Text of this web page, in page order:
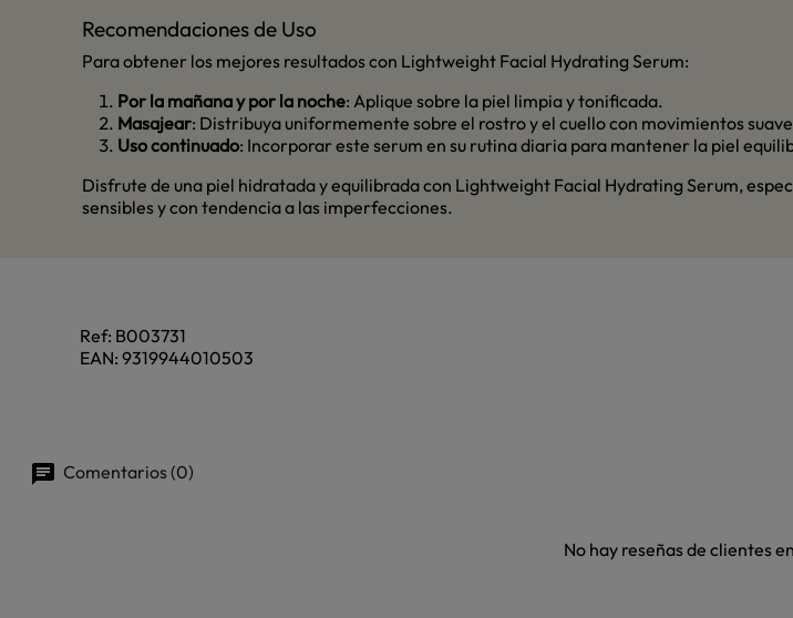
Recomendaciones de Uso
Para obtener los mejores resultados con Lightweight Facial Hydrating Serum:
Por la mañana y por la noche: Aplique sobre la piel limpia y tonificada.
Masajear: Distribuya uniformemente sobre el rostro y el cuello con movimientos
Uso continuado: Incorporar este serum en su rutina diaria para mantener la piel
Disfrute de una piel hidratada y equilibrada con Lightweight Facial Hydrating Serum,
sensibles y con tendencia a las imperfecciones.
Ref: B003731
EAN: 9319944010503
Comentarios (0)
No hay reseñas de clientes